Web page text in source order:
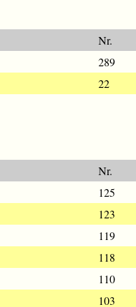
Nr.
289
22
Nr.
125
123
119
118
110
103